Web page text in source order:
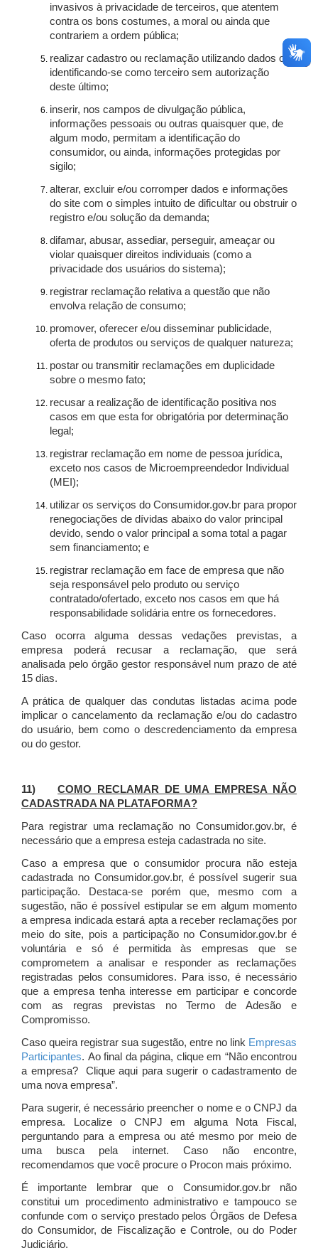
invasivos à privacidade de terceiros, que atentem
contra os bons costumes, a moral ou ainda que
contrariem a ordem pública;
realizar cadastro ou reclamação utilizando dados ou
identificando-se como terceiro sem autorização
deste último;
inserir, nos campos de divulgação pública,
informações pessoais ou outras quaisquer que, de
algum modo, permitam a identificação do
consumidor, ou ainda, informações protegidas por
sigilo;
alterar, excluir e/ou corromper dados e informações
do site com o simples intuito de dificultar ou obstruir o
registro e/ou solução da demanda;
difamar, abusar, assediar, perseguir, ameaçar ou
violar quaisquer direitos individuais (como a
privacidade dos usuários do sistema);
registrar reclamação relativa a questão que não
envolva relação de consumo;
promover, oferecer e/ou disseminar publicidade,
oferta de produtos ou serviços de qualquer natureza;
postar ou transmitir reclamações em duplicidade
sobre o mesmo fato;
recusar a realização de identificação positiva nos
casos em que esta for obrigatória por determinação
legal;
registrar reclamação em nome de pessoa jurídica,
exceto nos casos de Microempreendedor Individual
(MEI);
utilizar os serviços do Consumidor.gov.br para propor
renegociações de dívidas abaixo do valor principal
devido, sendo o valor principal a soma total a pagar
sem financiamento; e
registrar reclamação em face de empresa que não
seja responsável pelo produto ou serviço
contratado/ofertado, exceto nos casos em que há
responsabilidade solidária entre os fornecedores.
Caso ocorra alguma dessas vedações previstas, a
empresa poderá recusar a reclamação, que será
analisada pelo órgão gestor responsável num prazo de até
15 dias.
A prática de qualquer das condutas listadas acima pode
implicar o cancelamento da reclamação e/ou do cadastro
do usuário, bem como o descredenciamento da empresa
ou do gestor.
11)COMO RECLAMAR DE UMA EMPRESA NÃO
CADASTRADA NA PLATAFORMA?
Para registrar uma reclamação no Consumidor.gov.br, é
necessário que a empresa esteja cadastrada no site.
Caso a empresa que o consumidor procura não esteja
cadastrada no Consumidor.gov.br, é possível sugerir sua
participação. Destaca-se porém que, mesmo com a
sugestão, não é possível estipular se em algum momento
a empresa indicada estará apta a receber reclamações por
meio do site, pois a participação no Consumidor.gov.br é
voluntária e só é permitida às empresas que se
comprometem a analisar e responder as reclamações
registradas pelos consumidores. Para isso, é necessário
que a empresa tenha interesse em participar e concorde
com as regras previstas no Termo de Adesão e
Compromisso.
Caso queira registrar sua sugestão, entre no link Empresas
Participantes. Ao final da página, clique em “Não encontrou
a empresa? Clique aqui para sugerir o cadastramento de
uma nova empresa”.
Para sugerir, é necessário preencher o nome e o CNPJ da
empresa. Localize o CNPJ em alguma Nota Fiscal,
perguntando para a empresa ou até mesmo por meio de
uma busca pela internet. Caso não encontre,
recomendamos que você procure o Procon mais próximo.
É importante lembrar que o Consumidor.gov.br não
constitui um procedimento administrativo e tampouco se
confunde com o serviço prestado pelos Órgãos de Defesa
do Consumidor, de Fiscalização e Controle, ou do Poder
Judiciário.